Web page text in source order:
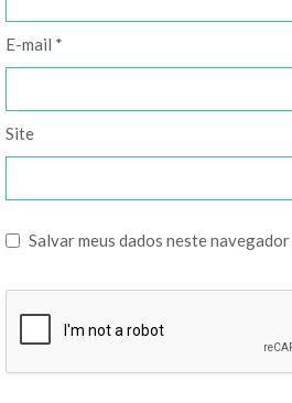
E-mail *
Site
Salvar meus dados neste